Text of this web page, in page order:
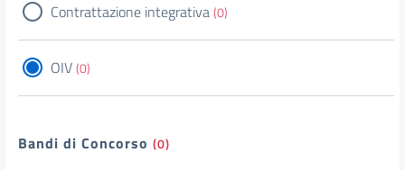
Contrattazione integrativa(0)
OIV(0)
Bandi di Concorso (0)